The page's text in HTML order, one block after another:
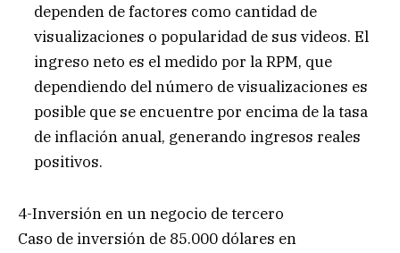
dependen de factores como cantidad de
visualizaciones o popularidad de sus videos. El
ingreso neto es el medido por la RPM, que
dependiendo del número de visualizaciones es
posible que se encuentre por encima de la tasa
de inflación anual, generando ingresos reales
positivos.
4-Inversión en un negocio de tercero
Caso de inversión de 85.000 dólares en